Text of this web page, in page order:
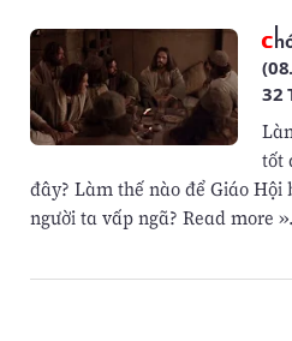
Chớ làm cớ vấp ngã
32
tốt
đây? Làm thế nào để Giáo
người ta vấp ngã? Read more